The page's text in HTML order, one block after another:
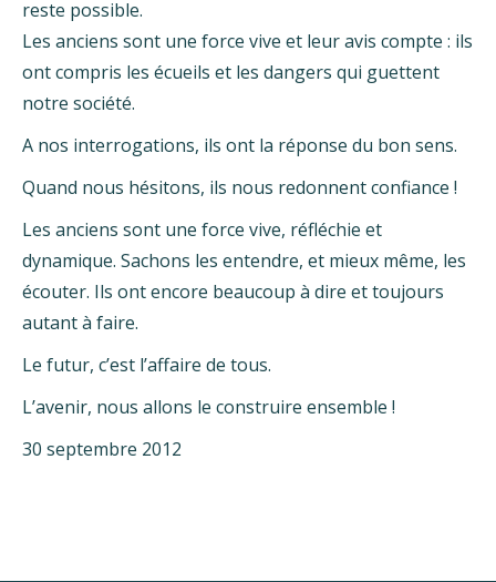
reste possible.
Les anciens sont une force vive et leur avis compte : ils
ont compris les écueils et les dangers qui guettent
notre société.
A nos interrogations, ils ont la réponse du bon sens.
Quand nous hésitons, ils nous redonnent confiance !
Les anciens sont une force vive, réfléchie et
dynamique. Sachons les entendre, et mieux même, les
écouter. Ils ont encore beaucoup à dire et toujours
autant à faire.
Le futur, c’est l’affaire de tous.
L’avenir, nous allons le construire ensemble !
30 septembre 2012